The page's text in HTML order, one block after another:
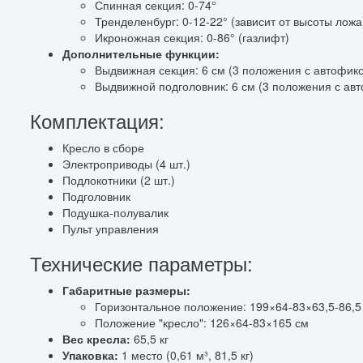
Спинная секция: 0-74°
Тренделенбург: 0-12-22° (зависит от высоты
Икроножная секция: 0-86° (газлифт)
Дополнительные функции:
Выдвижная секция: 6 см (3 положения с
Выдвижной подголовник: 6 см (3 положения с
Комплектация:
Кресло в сборе
Электроприводы (4 шт.)
Подлокотники (2 шт.)
Подголовник
Подушка-полувалик
Пульт управления
Технические параметры:
Габаритные размеры:
Горизонтальное положение: 199×64-83×63,5-
Положение "кресло": 126×64-83×165 см
Вес кресла: 65,5 кг
Упаковка: 1 место (0,61 м³, 81,5 кг)